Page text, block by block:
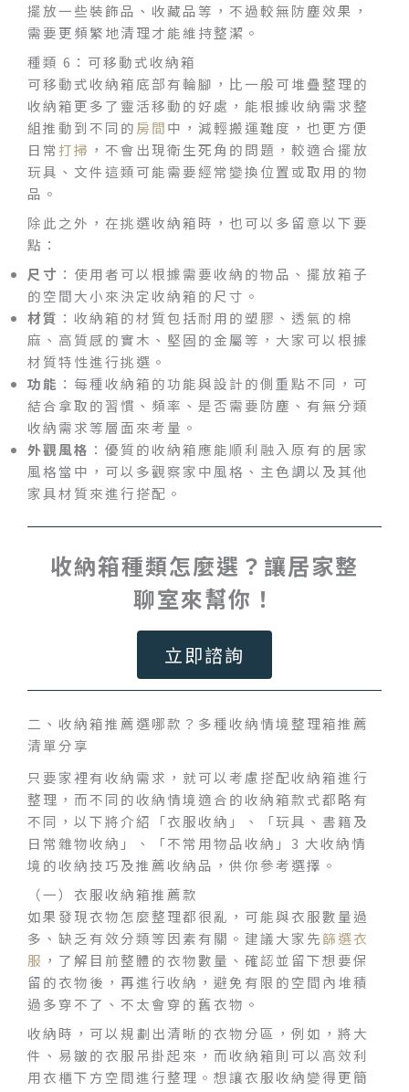
擺放一些裝飾品、收藏品等，不過較無防塵效果，
需要更頻繁地清理才能維持整潔。
種類 6：可移動式收納箱
可移動式收納箱底部有輪腳，比一般可堆疊整理的
收納箱更多了靈活移動的好處，能根據收納需求整
組推動到不同的房間中，減輕搬運難度，也更方便
日常打掃 ，不會出現衛生死角的問題，較適合擺放
玩具、文件這類可能需要經常變換位置或取用的物
品。
除此之外，在挑選收納箱時，也可以多留意以下要
點：
尺寸 ：使用者可以根據需要收納的物品、擺放箱子
的空間大小來決定收納箱的尺寸。
材質 ：收納箱的材質包括耐用的塑膠、透氣的棉
麻、高質感的實木、堅固的金屬等，大家可以根據
材質特性進行挑選。
功能 ：每種收納箱的功能與設計的側重點不同，可
結合拿取的習慣、頻率、是否需要防塵、有無分類
收納需求等層面來考量。
外觀風格 ：優質的收納箱應能順利融入原有的居家
風格當中，可以多觀察家中風格、主色調以及其他
家具材質來進行搭配。
收納箱種類怎麼選？讓居家整
聊室來幫你！
立即諮詢
二、收納箱推薦選哪款？多種收納情境整理箱推薦
清單分享
只要家裡有收納需求，就可以考慮搭配收納箱進行
整理，而不同的收納情境適合的收納箱款式都略有
不同，以下將介紹「衣服收納」、「玩具、書籍及
日常雜物收納」、「不常用物品收納」3 大收納情
境的收納技巧及推薦收納品，供你參考選擇。
（一）衣服收納箱推薦款
如果發現衣物怎麼整理都很亂，可能與衣服數量過
多、缺乏有效分類等因素有關。建議大家先篩選衣
服 ，了解目前整體的衣物數量、確認並留下想要保
留的衣物後，再進行收納，避免有限的空間內堆積
過多穿不了、不太會穿的舊衣物。
收納時，可以規劃出清晰的衣物分區，例如，將大
件、易皺的衣服吊掛起來，而收納箱則可以高效利
用衣櫃下方空間進行整理。想讓衣服收納變得更簡